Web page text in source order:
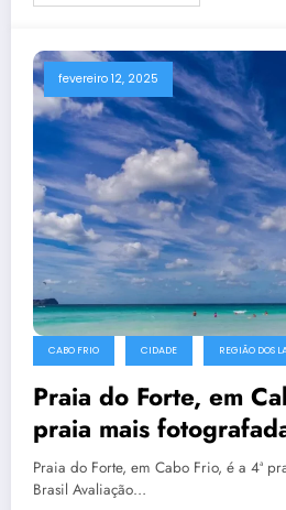
fevereiro 12, 2025
CABO FRIO CIDADE REGIÃO DOS
Praia do Forte, em
praia mais
Praia do Forte, em Cabo Frio, é a 4ª
Brasil Avaliação…